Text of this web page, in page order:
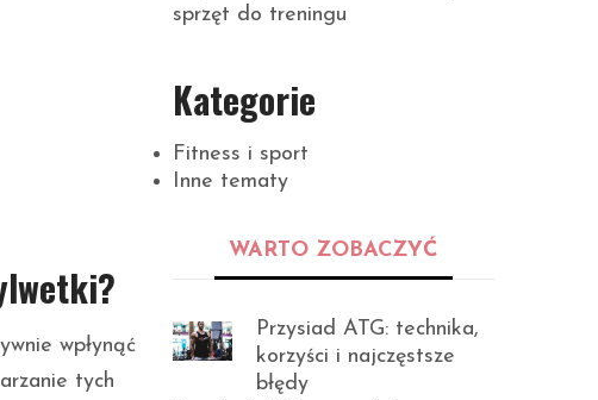
wpłynąć
tych
sprzęt do treningu
Kategorie
Fitness i sport
Inne tematy
WARTO ZOBACZYĆ
Przysiad ATG: technika,
korzyści i najczęstsze
błędy